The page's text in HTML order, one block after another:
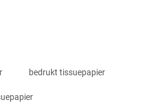
bedrukt tissuepapier